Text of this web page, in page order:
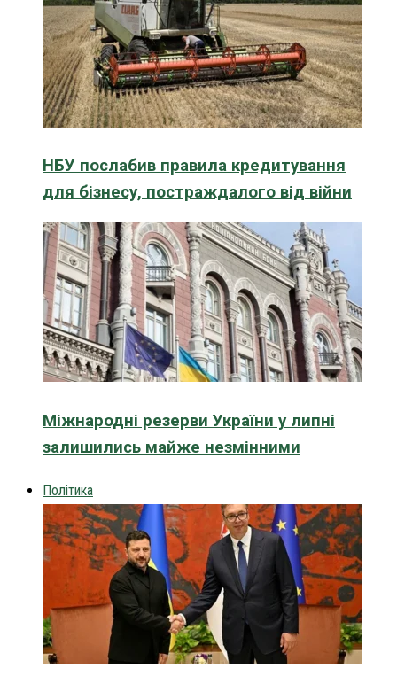
НБУ послабив правила кредитування
для бізнесу, постраждалого від війни
Міжнародні резерви України у липні
залишились майже незмінними
Політика